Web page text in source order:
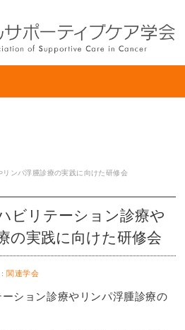
ンパ浮腫診療の実践に向けた研修会
ビリテーション診療や
の実践に向けた研修会
:関連学会
ション診療やリンパ浮腫診療の